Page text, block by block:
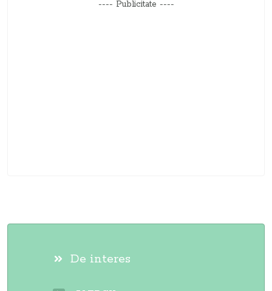
---- Publicitate ----
De interes